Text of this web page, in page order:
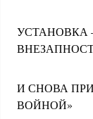
УСТАНОВКА
И СНОВА
ВОЙНОЙ»